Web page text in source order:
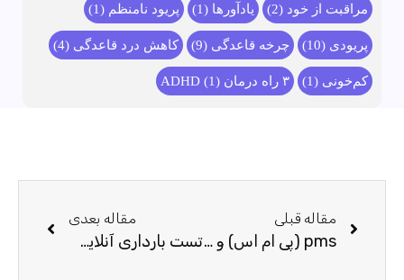
مراقبت از خود (2) يادآورها (1) پریود نامنظم (1)
پریودی (10) چرخه قاعدگی (9) کاهش درد قاعدگی (4)
کم‌خونی (1) ۳ راه درمان ADHD (1)
مقاله قبلی
pms (پی ام اس) و روابط عاطفی
مقاله بعدی
تست بارداری آنلاین | حامله ام یا نه؟